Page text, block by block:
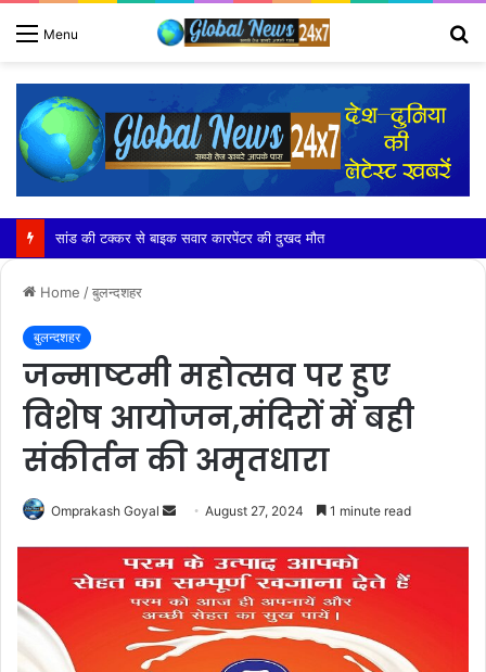
Menu
Home /बुलन्दशहर
बुलन्दशहर
जन्माष्टमी महोत्सव पर हुए
विशेष आयोजन,मंदिरों में बही
संकीर्तन की अमृतधारा
Omprakash Goyal
Send
email
August 27, 2024 1 minute read